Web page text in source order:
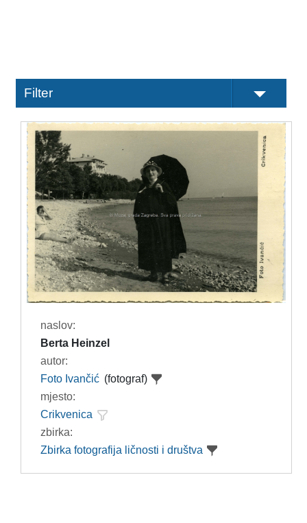
Filter
naslov:
Berta Heinzel
autor:
Foto Ivančić (fotograf)
mjesto:
Crikvenica
zbirka:
Zbirka fotografija ličnosti i društva